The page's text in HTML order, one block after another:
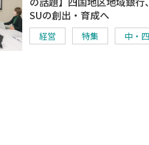
SUの創出・育成へ
経営 特集 中・